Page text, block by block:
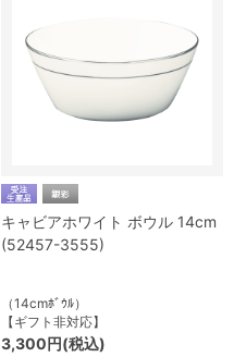
キャビアホワイト ボウル 14cm
(52457-3555)
（14cmﾎﾞｳﾙ）
【ギフト非対応】
3,300円(税込)